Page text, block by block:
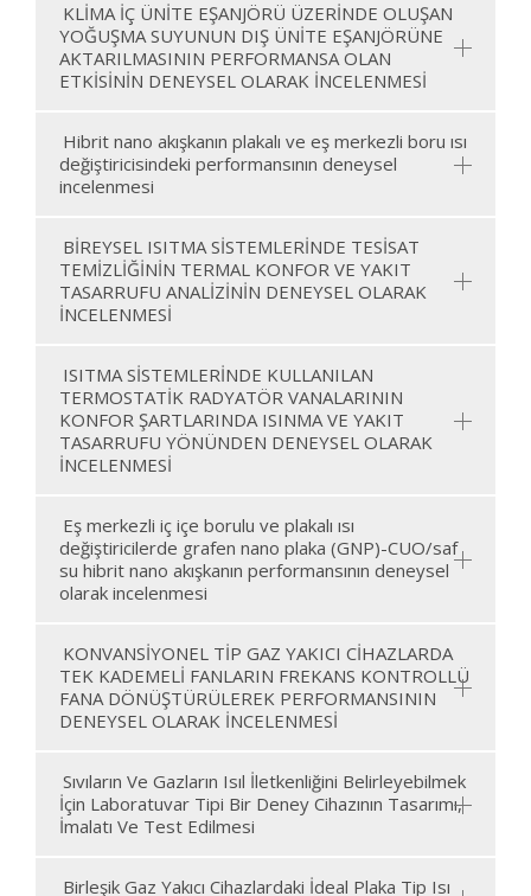
KLİMA İÇ ÜNİTE EŞANJÖRÜ ÜZERİNDE OLUŞAN
YOĞUŞMA SUYUNUN DIŞ ÜNİTE EŞANJÖRÜNE
AKTARILMASININ PERFORMANSA OLAN
ETKİSİNİN DENEYSEL OLARAK İNCELENMESİ
Hibrit nano akışkanın plakalı ve eş merkezli boru ısı
değiştiricisindeki performansının deneysel
incelenmesi
BİREYSEL ISITMA SİSTEMLERİNDE TESİSAT
TEMİZLİĞİNİN TERMAL KONFOR VE YAKIT
TASARRUFU ANALİZİNİN DENEYSEL OLARAK
İNCELENMESİ
ISITMA SİSTEMLERİNDE KULLANILAN
TERMOSTATİK RADYATÖR VANALARININ
KONFOR ŞARTLARINDA ISINMA VE YAKIT
TASARRUFU YÖNÜNDEN DENEYSEL OLARAK
İNCELENMESİ
Eş merkezli iç içe borulu ve plakalı ısı
değiştiricilerde grafen nano plaka (GNP)-CUO/saf
su hibrit nano akışkanın performansının deneysel
olarak incelenmesi
KONVANSİYONEL TİP GAZ YAKICI CİHAZLARDA
TEK KADEMELİ FANLARIN FREKANS KONTROLLÜ
FANA DÖNÜŞTÜRÜLEREK PERFORMANSININ
DENEYSEL OLARAK İNCELENMESİ
Sıvıların Ve Gazların Isıl İletkenliğini Belirleyebilmek
İçin Laboratuvar Tipi Bir Deney Cihazının Tasarımı,
İmalatı Ve Test Edilmesi
Birleşik Gaz Yakıcı Cihazlardaki İdeal Plaka Tip Isı